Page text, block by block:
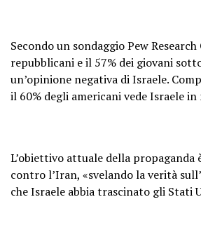
Secondo un sondaggio Pew
repubblicani e il 57% dei giovani
un’opinione negativa di Israele.
il 60% degli americani vede Israele
L’obiettivo attuale della propaganda
contro l’Iran, «svelando la verità
che Israele abbia trascinato gli Stati